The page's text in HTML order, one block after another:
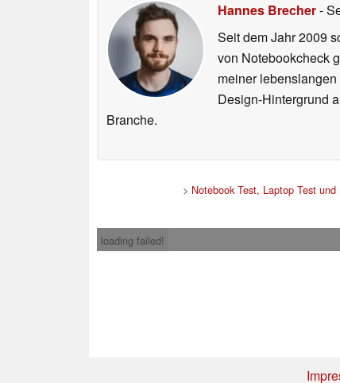
Hannes Brecher-
Seit dem Jahr 2009
von Notebookcheck
meiner
Design-Hintergrund
Branche.
> Notebook Test, Laptop Test und
loading failed!